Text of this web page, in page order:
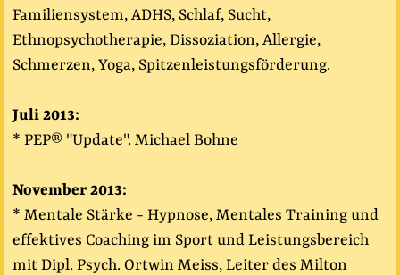
Familiensystem, ADHS, Schlaf, Sucht,
Ethnopsychotherapie, Dissoziation, Allergie,
Schmerzen, Yoga, Spitzenleistungsförderung.
Juli 2013:
* PEP® "Update". Michael Bohne
November 2013:
* Mentale Stärke - Hypnose, Mentales Training und
effektives Coaching im Sport und Leistungsbereich
mit Dipl. Psych. Ortwin Meiss, Leiter des Milton